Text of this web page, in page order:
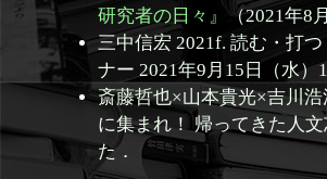
研究者の日々』
（2021年8
三中信宏 2021f. 読む・打
ナー 2021年9月15日（水
斎藤哲也×山本貴光×吉川
に集まれ！ 帰ってきた人
た．